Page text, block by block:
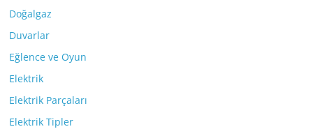
Doğalgaz
Duvarlar
Eğlence ve Oyun
Elektrik
Elektrik Parçaları
Elektrik Tipler